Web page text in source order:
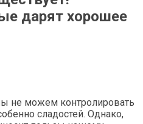
дарят хорошее
не можем контролировать
сладостей. Однако,